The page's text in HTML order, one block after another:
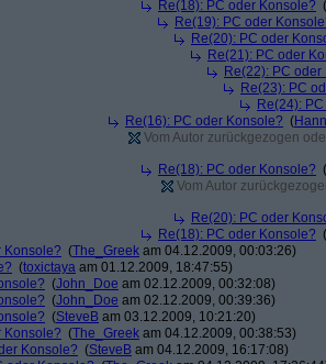
Re(18): PC oder Konsole? (
Re(19): PC oder
Re(20): PC oder
Re(21): PC oder
Re(22): PC
Re(23): PC
Re(24):
Re(16): PC oder Konsole? (
Vom Autor zurückgezogen
Re(18): PC oder Konsole? (
Vom Autor
Re(20): PC oder
Re(18): PC oder Konsole? (
Konsole? (The_Greek am 04.12.2009, 00:03:26)
(toxictaya am 01.12.2009, 18:47:55)
(John_Doe am 02.12.2009, 00:32:08)
(John_Doe am 02.12.2009, 00:39:36)
(SteveB am 03.12.2009, 10:21:20)
Konsole? (The_Greek am 04.12.2009, 00:38:53)
Konsole? (SteveB am 04.12.2009, 16:17:08)